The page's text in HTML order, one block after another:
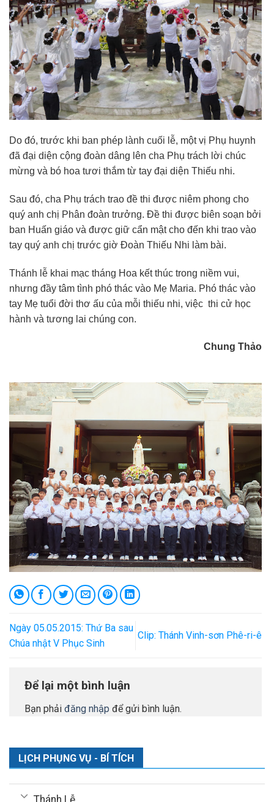
Do đó, trước khi ban phép lành cuối lễ, một vị Phụ huynh
đã đại diện cộng đoàn dâng lên cha Phụ trách lời chúc
mừng và bó hoa tươi thắm từ tay đại diện Thiếu nhi.
Sau đó, cha Phụ trách trao đề thi được niêm phong cho
quý anh chị Phân đoàn trưởng. Đề thi được biên soạn bởi
ban Huấn giáo và được giữ cẩn mật cho đến khi trao vào
tay quý anh chị trước giờ Đoàn Thiếu Nhi làm bài.
Thánh lễ khai mạc tháng Hoa kết thúc trong niềm vui,
nhưng đầy tâm tình phó thác vào Mẹ Maria. Phó thác vào
tay Mẹ tuổi đời thơ ấu của mỗi thiếu nhi, việc thi cử học
hành và tương lai chúng con.
Chung Thảo
Ngày 05.05.2015: Thứ Ba sau
Chúa nhật V Phục Sinh
Clip: Thánh Vinh-sơn Phê-ri-ê
Để lại một bình luận
Bạn phải đăng nhập để gửi bình luận.
LỊCH PHỤNG VỤ - BÍ TÍCH
Thánh Lễ